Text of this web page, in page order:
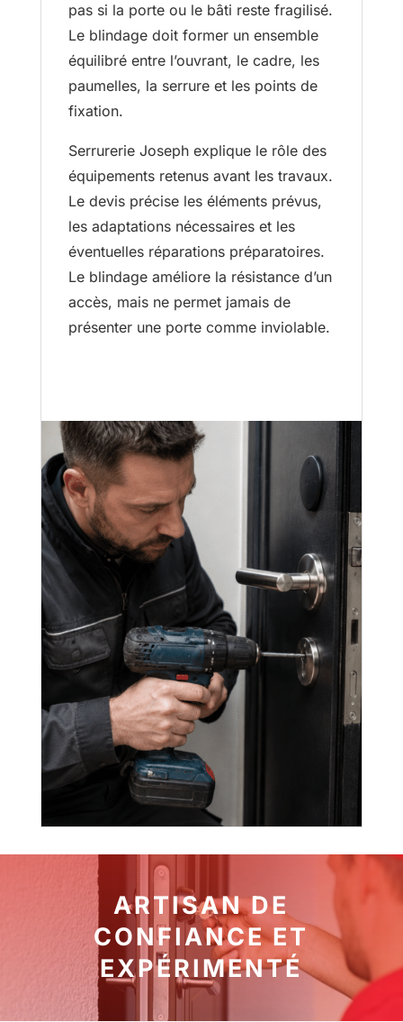
pas si la porte ou le bâti reste fragilisé.
Le blindage doit former un ensemble
équilibré entre l’ouvrant, le cadre, les
paumelles, la serrure et les points de
fixation.
Serrurerie Joseph explique le rôle des
équipements retenus avant les travaux.
Le devis précise les éléments prévus,
les adaptations nécessaires et les
éventuelles réparations préparatoires.
Le blindage améliore la résistance d’un
accès, mais ne permet jamais de
présenter une porte comme inviolable.
ARTISAN DE
CONFIANCE ET
EXPÉRIMENTÉ